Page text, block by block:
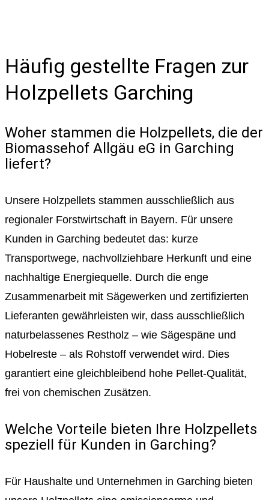
Häufig gestellte Fragen zur
Holzpellets Garching
Woher stammen die Holzpellets, die der
Biomassehof Allgäu eG in Garching
liefert?
Unsere Holzpellets stammen ausschließlich aus
regionaler Forstwirtschaft in Bayern. Für unsere
Kunden in Garching bedeutet das: kurze
Transportwege, nachvollziehbare Herkunft und eine
nachhaltige Energiequelle. Durch die enge
Zusammenarbeit mit Sägewerken und zertifizierten
Lieferanten gewährleisten wir, dass ausschließlich
naturbelassenes Restholz – wie Sägespäne und
Hobelreste – als Rohstoff verwendet wird. Dies
garantiert eine gleichbleibend hohe Pellet-Qualität,
frei von chemischen Zusätzen.
Welche Vorteile bieten Ihre Holzpellets
speziell für Kunden in Garching?
Für Haushalte und Unternehmen in Garching bieten